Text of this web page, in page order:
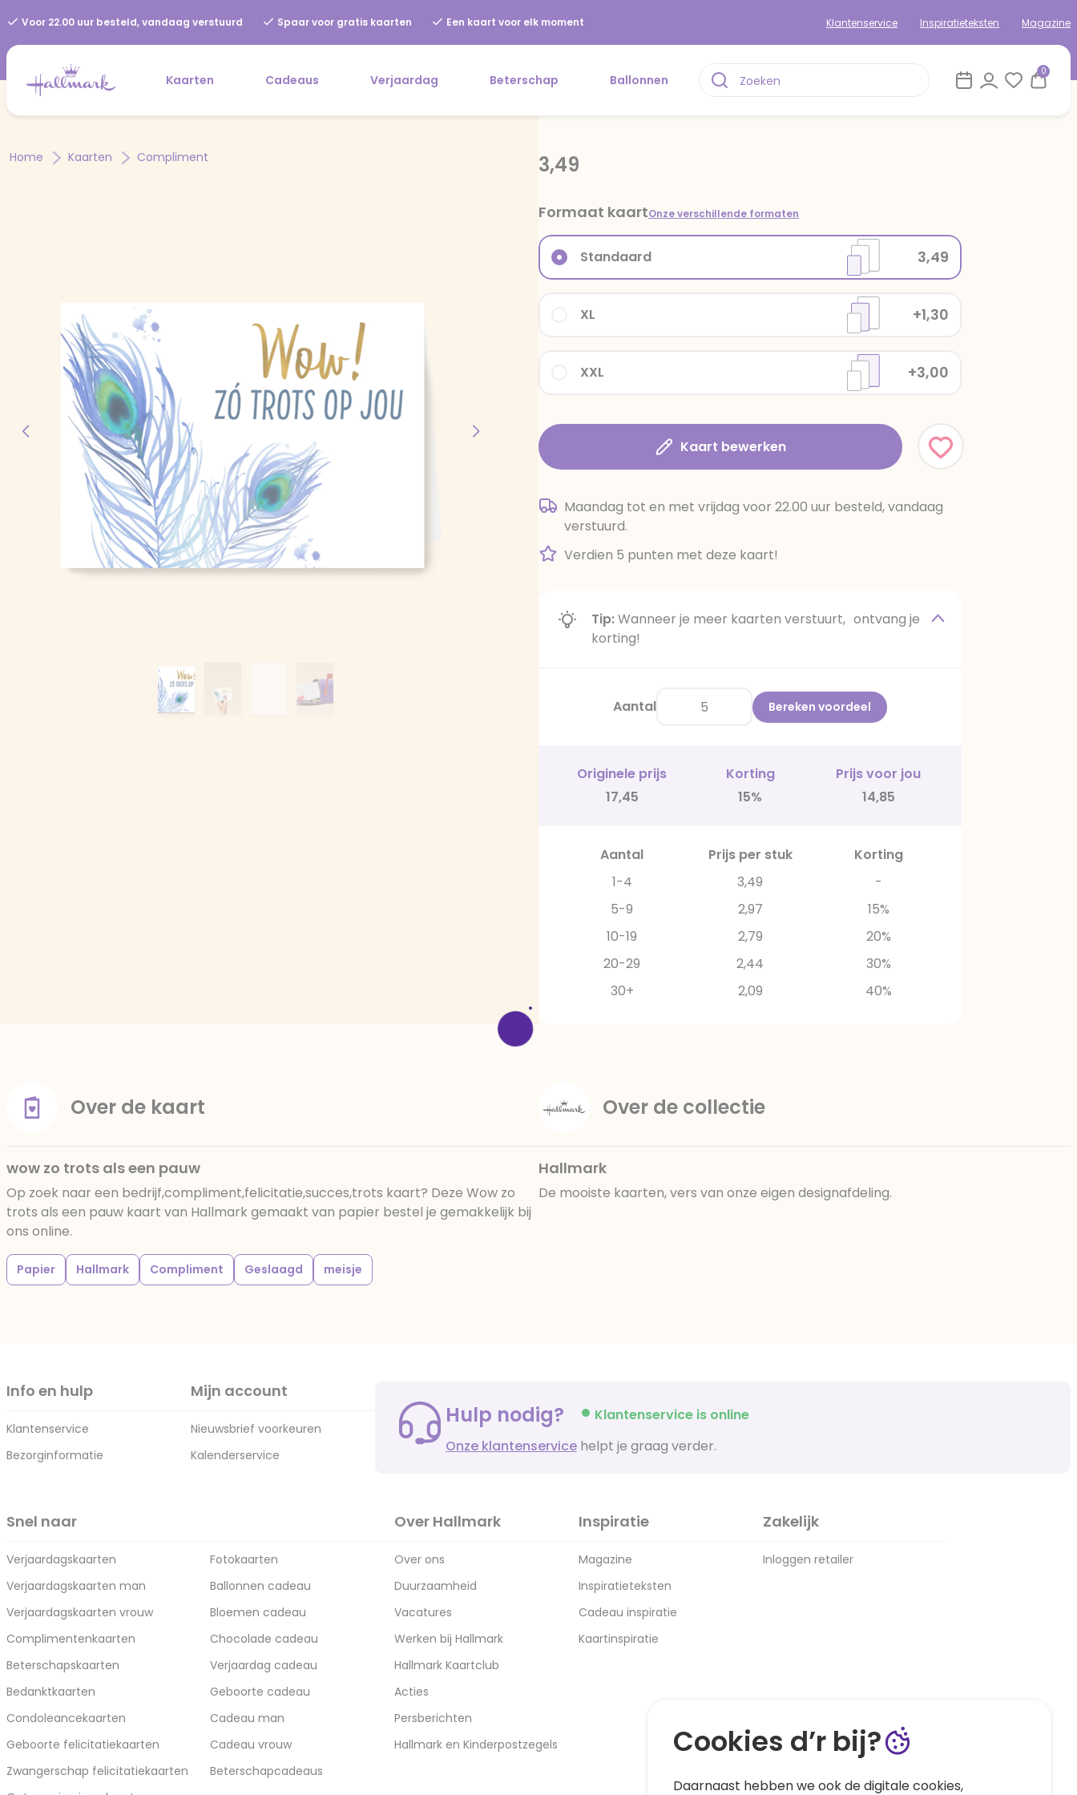
Voor 22.00 uur besteld, vandaag verstuurd Spaar voor gratis kaarten Een kaart voor elk moment Klantenservice Inspiratieteksten Magazine
Kaarten Cadeaus Verjaardag Beterschap Ballonnen
0
Home Kaarten Compliment 3,49
Formaat kaartOnze verschillende formaten
XXL +3,00
XL +1,30
Standaard 3,49
Kaart bewerken
Maandag tot en met vrijdag voor 22.00 uur besteld, vandaag
verstuurd.
Verdien 5 punten met deze kaart!
Tip:Wanneer je meer kaarten verstuurt, ontvang je
korting!
Aantal Bereken voordeel
Originele prijs Korting
Prijs voor jou
17,45
15% 14,85
Aantal Prijs per stuk
Korting
1-4
3,49
-
5-9
2,97
15%
10-19
2,79
20%
20-29
2,44
30%
30+
2,09 40%
Over de kaart
wow zo trots als een pauw
Op zoek naar een bedrijf,compliment,felicitatie,succes,trots kaart? Deze Wow zo
trots als een pauw kaart van Hallmark gemaakt van papier bestel je gemakkelijk bij
ons online.
Papier Hallmark Compliment Geslaagd meisje
Over de collectie
Hallmark
De mooiste kaarten, vers van onze eigen designafdeling.
Info en hulp
Klantenservice
Bezorginformatie
Mijn account
Nieuwsbrief voorkeuren
Kalenderservice
Hulp nodig?
Klantenservice is online
Onze klantenservice helpt je graag verder.
Snel naar
Verjaardagskaarten
Verjaardagskaarten man
Verjaardagskaarten vrouw
Complimentenkaarten
Beterschapskaarten
Bedanktkaarten
Condoleancekaarten
Geboorte felicitatiekaarten
Zwangerschap felicitatiekaarten
Fotokaarten
Ballonnen cadeau
Bloemen cadeau
Chocolade cadeau
Verjaardag cadeau
Geboorte cadeau
Cadeau man
Cadeau vrouw
Beterschapcadeaus
Over Hallmark
Over ons
Duurzaamheid
Vacatures
Werken bij Hallmark
Hallmark Kaartclub
Acties
Persberichten
Hallmark en Kinderpostzegels
Inspiratie
Magazine
Inspiratieteksten
Cadeau inspiratie
Kaartinspiratie
Zakelijk
Inloggen retailer
Cookies d’r bij?
Daarnaast hebben we ook de digitale cookies,